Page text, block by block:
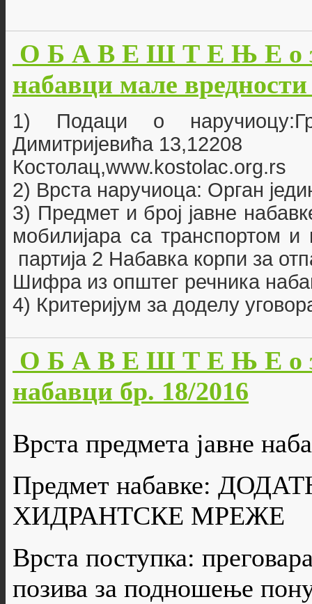
О Б А В Е Ш Т Е Њ Е о
набавци мале
1) Подаци о
Димитријевића 13,12208
Костолац,www.kostolac.org.rs
2) Врста наручиоца: Орган
3) Предмет и број јавне
мобилијара са транспортом
партија 2 Набавка корпи за
Шифра из општег речника
4) Критеријум за доделу
О Б А В Е Ш Т Е Њ Е о
набавци бр. 18/2016
Врста предмета јавне
Предмет набавке:
ХИДРАНТСКЕ МРЕЖЕ
Врста поступка:
позива за подношење